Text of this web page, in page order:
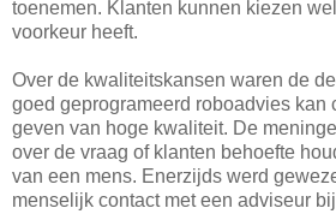
toenemen. Klanten kunnen kiezen
voorkeur heeft.
Over de kwaliteitskansen waren de
goed geprogrameerd roboadvies kan
geven van hoge kwaliteit. De
over de vraag of klanten behoefte
van een mens. Enerzijds werd
menselijk contact met een adviseur